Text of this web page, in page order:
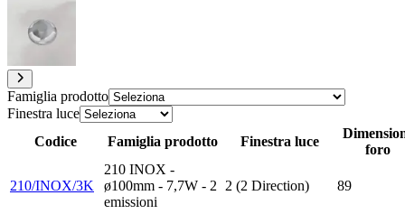
Famiglia prodotto
Finestra luce
Codice
Famiglia prodotto Finestra luce
foro
210/INOX/3K
210 INOX -
ø100mm - 7,7W - 2
emissioni
2 (2 Direction) 89